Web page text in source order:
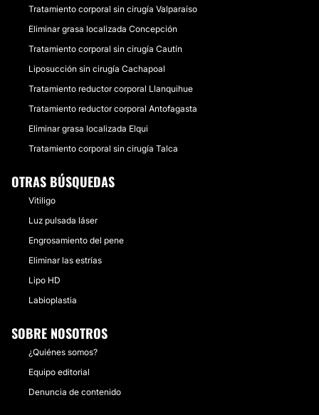
Tratamiento corporal sin cirugía Valparaíso
Eliminar grasa localizada Concepción
Tratamiento corporal sin cirugía Cautín
Liposucción sin cirugía Cachapoal
Tratamiento reductor corporal Llanquihue
Tratamiento reductor corporal Antofagasta
Eliminar grasa localizada Elqui
Tratamiento corporal sin cirugía Talca
OTRAS BÚSQUEDAS
Vitiligo
Luz pulsada láser
Engrosamiento del pene
Eliminar las estrías
Lipo HD
Labioplastia
SOBRE NOSOTROS
¿Quiénes somos?
Equipo editorial
Denuncia de contenido